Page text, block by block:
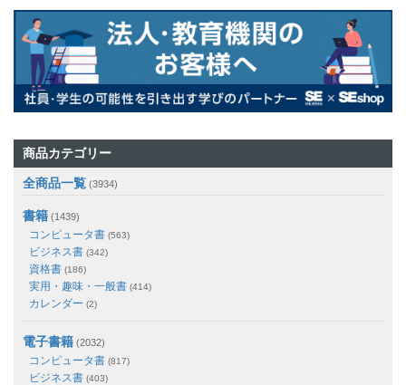
商品カテゴリー
全商品一覧 (3934)
書籍 (1439)
コンピュータ書 (563)
ビジネス書 (342)
資格書 (186)
実用・趣味・一般書 (414)
カレンダー (2)
電子書籍 (2032)
コンピュータ書 (817)
ビジネス書 (403)